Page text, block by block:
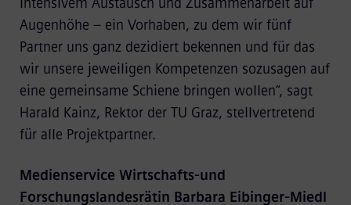
Augenhöhe – ein Vorhaben, zu dem wir fünf
Partner uns ganz dezidiert bekennen und für das
wir unsere jeweiligen Kompetenzen sozusagen auf
eine gemeinsame Schiene bringen wollen“, sagt
Harald Kainz, Rektor der TU Graz, stellvertretend
für alle Projektpartner.
Medienservice Wirtschafts-und
Forschungslandesrätin Barbara Eibinger-Miedl